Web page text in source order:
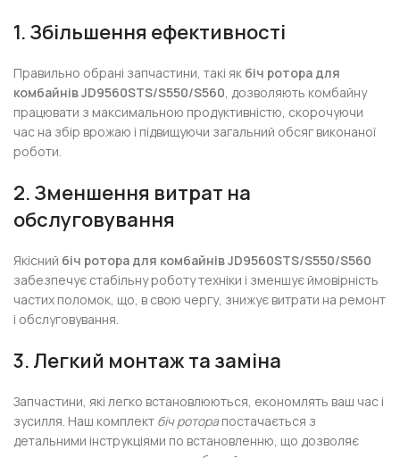
1. Збільшення ефективності
Правильно обрані запчастини, такі як біч ротора для
комбайнів JD9560STS/S550/S560, дозволяють комбайну
працювати з максимальною продуктивністю, скорочуючи
час на збір врожаю і підвищуючи загальний обсяг виконаної
роботи.
2. Зменшення витрат на
обслуговування
Якісний біч ротора для комбайнів JD9560STS/S550/S560
забезпечує стабільну роботу техніки і зменшує ймовірність
частих поломок, що, в свою чергу, знижує витрати на ремонт
і обслуговування.
3. Легкий монтаж та заміна
Запчастини, які легко встановлюються, економлять ваш час і
зусилля. Наш комплект біч роторапостачається з
детальними інструкціями по встановленню, що дозволяє